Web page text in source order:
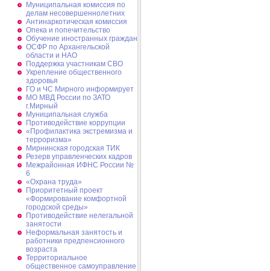
Муниципальная комиссия по
делам несовершеннолетних
Антинаркотическая комиссия
Опека и попечительство
Обучение иностранных граждан
ОСФР по Архангельской
области и НАО
Поддержка участникам СВО
Укрепление общественного
здоровья
ГО и ЧС Мирного информирует
МО МВД России по ЗАТО
г.Мирный
Муниципальная cлужба
Противодействие коррупции
«Профилактика экстремизма и
терроризма»
Мирнинская городская ТИК
Резерв управленческих кадров
Межрайонная ИФНС России №
6
«Охрана труда»
Приоритетный проект
«Формирование комфортной
городской среды»
Противодействие нелегальной
занятости
Неформальная занятость и
работники предпенсионного
возраста
Территориальное
общественное самоуправление